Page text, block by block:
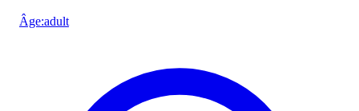
Âge:adult